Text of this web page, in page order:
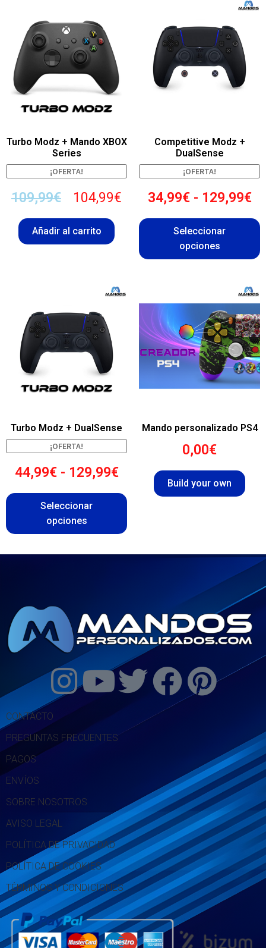
Turbo Modz + Mando XBOX
Series
¡OFERTA!
109,99€ 104,99€
Añadir al carrito
Competitive Modz +
DualSense
¡OFERTA!
34,99€ - 129,99€
Seleccionar
opciones
Turbo Modz + DualSense
¡OFERTA!
44,99€ - 129,99€
Seleccionar
opciones
Mando personalizado PS4
0,00€
Build your own
CONTACTO
PREGUNTAS FRECUENTES
PAGOS
ENVÍOS
SOBRE NOSOTROS
AVISO LEGAL
POLÍTICA DE PRIVACIDAD
POLÍTICA DE COOKIES
TÉRMINOS Y CONDICIONES